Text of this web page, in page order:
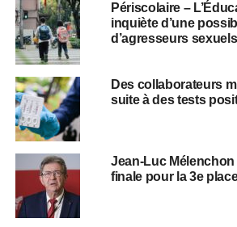
Périscolaire –
inquiète d’une
d’agresseurs
Des collaborateurs
suite à des tests
Jean-Luc
finale pour la 3e